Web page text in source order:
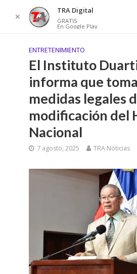
ENTRETENIMIENTO
El Instituto
informa que
medidas legales
modificación del
Nacional
7 agosto, 2025 TRA Noticias
✕
TRA Digital
GRATIS
En Google Play